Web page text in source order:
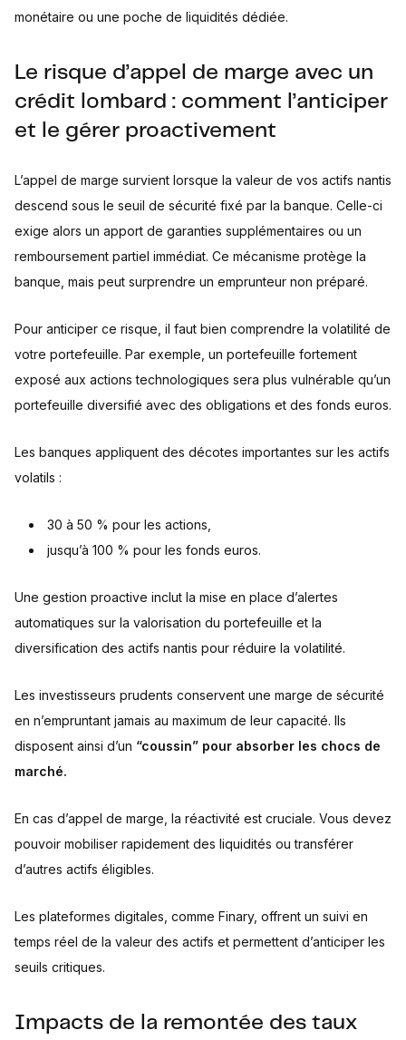
monétaire ou une poche de liquidités dédiée.
Le risque d’appel de marge avec un
crédit lombard : comment l’anticiper
et le gérer proactivement
L’appel de marge survient lorsque la valeur de vos actifs nantis
descend sous le seuil de sécurité fixé par la banque. Celle-ci
exige alors un apport de garanties supplémentaires ou un
remboursement partiel immédiat. Ce mécanisme protège la
banque, mais peut surprendre un emprunteur non préparé.
Pour anticiper ce risque, il faut bien comprendre la volatilité de
votre portefeuille. Par exemple, un portefeuille fortement
exposé aux actions technologiques sera plus vulnérable qu’un
portefeuille diversifié avec des obligations et des fonds euros.
Les banques appliquent des décotes importantes sur les actifs
volatils :
30 à 50 % pour les actions,
jusqu’à 100 % pour les fonds euros.
Une gestion proactive inclut la mise en place d’alertes
automatiques sur la valorisation du portefeuille et la
diversification des actifs nantis pour réduire la volatilité.
Les investisseurs prudents conservent une marge de sécurité
en n’empruntant jamais au maximum de leur capacité. Ils
disposent ainsi d’un “coussin” pour absorber les chocs de
marché.
En cas d’appel de marge, la réactivité est cruciale. Vous devez
pouvoir mobiliser rapidement des liquidités ou transférer
d’autres actifs éligibles.
Les plateformes digitales, comme Finary, offrent un suivi en
temps réel de la valeur des actifs et permettent d’anticiper les
seuils critiques.
Impacts de la remontée des taux